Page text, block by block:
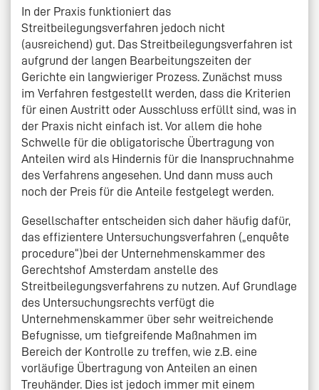
In der Praxis funktioniert das
Streitbeilegungsverfahren jedoch nicht
(ausreichend) gut. Das Streitbeilegungsverfahren ist
aufgrund der langen Bearbeitungszeiten der
Gerichte ein langwieriger Prozess. Zunächst muss
im Verfahren festgestellt werden, dass die Kriterien
für einen Austritt oder Ausschluss erfüllt sind, was in
der Praxis nicht einfach ist. Vor allem die hohe
Schwelle für die obligatorische Übertragung von
Anteilen wird als Hindernis für die Inanspruchnahme
des Verfahrens angesehen. Und dann muss auch
noch der Preis für die Anteile festgelegt werden.
Gesellschafter entscheiden sich daher häufig dafür,
das effizientere Untersuchungsverfahren („enquête
procedure“)bei der Unternehmenskammer des
Gerechtshof Amsterdam anstelle des
Streitbeilegungsverfahrens zu nutzen. Auf Grundlage
des Untersuchungsrechts verfügt die
Unternehmenskammer über sehr weitreichende
Befugnisse, um tiefgreifende Maßnahmen im
Bereich der Kontrolle zu treffen, wie z.B. eine
vorläufige Übertragung von Anteilen an einen
Treuhänder. Dies ist jedoch immer mit einem